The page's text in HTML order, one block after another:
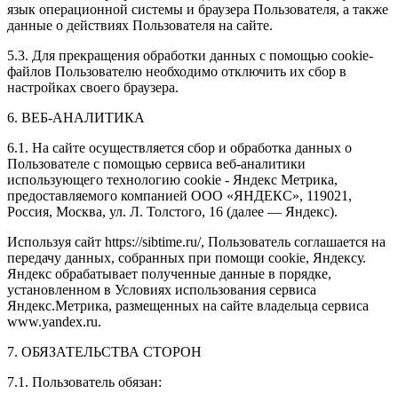
язык операционной системы и браузера Пользователя, а также
данные о действиях Пользователя на сайте.
5.3. Для прекращения обработки данных с помощью cookie-
файлов Пользователю необходимо отключить их сбор в
настройках своего браузера.
6. ВЕБ-АНАЛИТИКА
6.1. На сайте осуществляется сбор и обработка данных о
Пользователе с помощью сервиса веб-аналитики
использующего технологию cookie - Яндекс Метрика,
предоставляемого компанией ООО «ЯНДЕКС», 119021,
Россия, Москва, ул. Л. Толстого, 16 (далее — Яндекс).
Используя сайт https://sibtime.ru/, Пользователь соглашается на
передачу данных, собранных при помощи cookie, Яндексу.
Яндекс обрабатывает полученные данные в порядке,
установленном в Условиях использования сервиса
Яндекс.Метрика, размещенных на сайте владельца сервиса
www.yandex.ru.
7. ОБЯЗАТЕЛЬСТВА СТОРОН
7.1. Пользователь обязан: